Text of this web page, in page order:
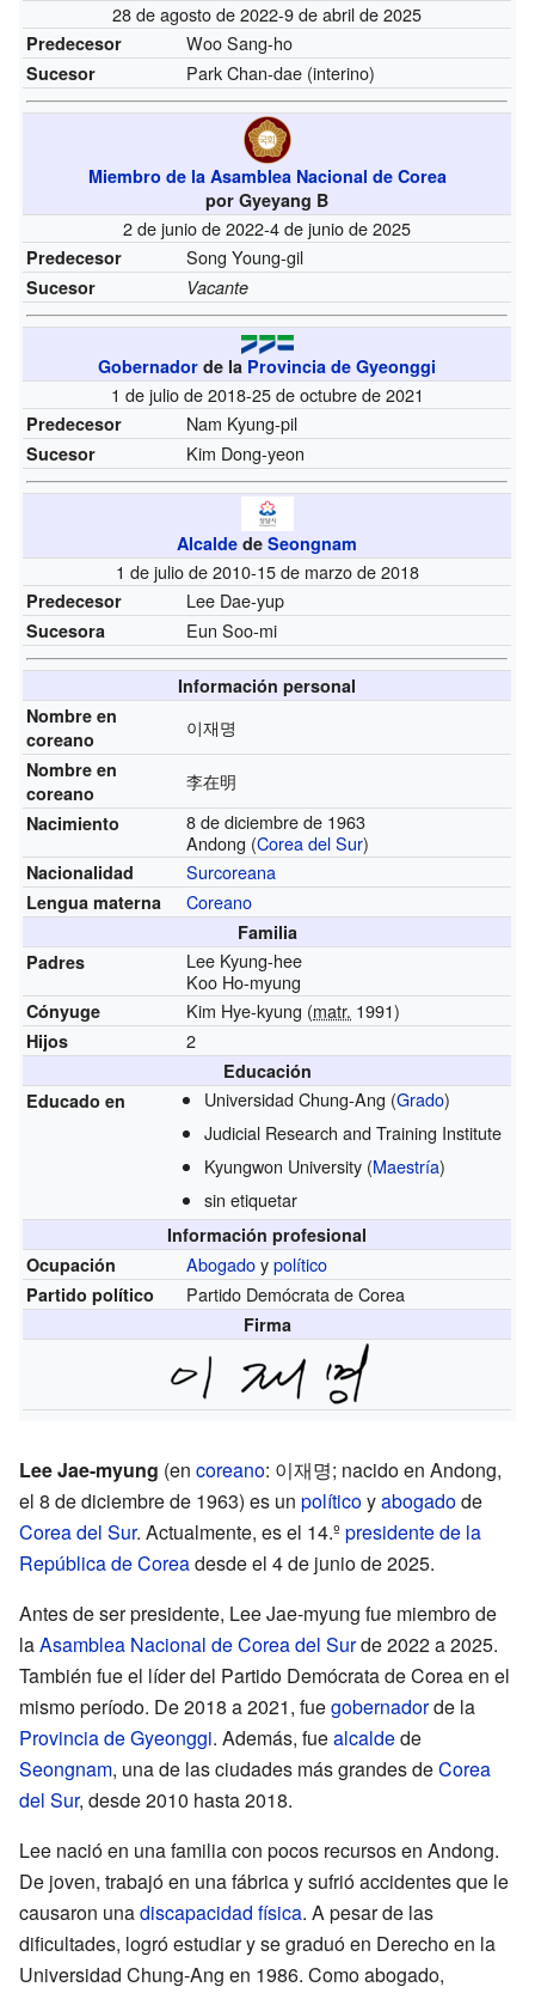
28 de agosto de 2022-9 de abril de 2025
Predecesor Woo Sang-ho
Sucesor Park Chan-dae (interino)
Miembro de la Asamblea Nacional de Corea
por Gyeyang B
2 de junio de 2022-4 de junio de 2025
Predecesor Song Young-gil
Sucesor Vacante
Gobernador de la Provincia de Gyeonggi
1 de julio de 2018-25 de octubre de 2021
Predecesor Nam Kyung-pil
Sucesor Kim Dong-yeon
Alcalde deSeongnam
1 de julio de 2010-15 de marzo de 2018
Predecesor Lee Dae-yup
Sucesora Eun Soo-mi
Información personal
Nombre en
coreano
이재명
Nombre en
coreano
李在明
Nacimiento
8 de diciembre de 1963
Andong (Corea del Sur)
Nacionalidad Surcoreana
Lengua materna Coreano
Familia
Padres
Lee Kyung-hee
Koo Ho-myung
Cónyuge Kim Hye-kyung (matr. 1991)
Hijos 2
Educación
Educado en
Universidad Chung-Ang (Grado)
Judicial Research and Training Institute
Kyungwon University (Maestría)
sin etiquetar
Información profesional
Ocupación
Abogadoypolítico
Partido político Partido Demócrata de Corea
Firma
Lee Jae-myung (en coreano: 이재명; nacido en Andong,
el 8 de diciembre de 1963) es un políticoyabogadode
Corea del Sur. Actualmente, es el 14.ºpresidente de la
República de Coreadesde el 4 de junio de 2025.
Antes de ser presidente, Lee Jae-myung fue miembro de
laAsamblea Nacional de Corea del Surde 2022 a 2025.
También fue el líder del Partido Demócrata de Corea en el
mismo período. De 2018 a 2021, fuegobernadorde la
Provincia de Gyeonggi. Además, fuealcaldede
Seongnam, una de las ciudades más grandes deCorea
del Sur, desde 2010 hasta 2018.
Lee nació en una familia con pocos recursos en Andong.
De joven, trabajó en una fábrica y sufrió accidentes que le
causaron unadiscapacidad física. A pesar de las
dificultades, logró estudiar y se graduó en Derecho en la
Universidad Chung-Ang en 1986. Como abogado,